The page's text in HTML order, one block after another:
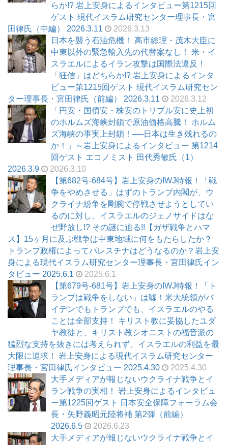
らか!? 岩上安身によるインタビュー第1215回
ゲスト 現代イスラム研究センター理事長・宮
田律氏（中編） 2026.3.11
2026.3.13
日本を襲う石油危機！ 高市総理・茂木大臣に
中東以外の緊急輸入先の代替案なし！ 米・イ
スラエルによるイラン攻撃は国際法違反！
「狂信」はどちらか!? 岩上安身によるインタ
ビュー第1215回ゲスト 現代イスラム研究セン
ター理事長・宮田律氏（前編） 2026.3.11
2026.3.12
「円安・国債安・株安のトリプル安に史上初
のホルムズ海峡封鎖で原油価格高騰！ ホルム
ズ海峡の事実上封鎖！──日本は生き残れるの
か！」～岩上安身によるインタビュー 第1214
回ゲスト エコノミスト 田代秀敏氏（1）
2026.3.9
2026.3.10
【第682号-684号】岩上安身のIWJ特報！「戦
争をやめさせる」はずのトランプ内閣が、ウ
クライナ紛争を剛腕で停戦させようとしてい
るのに対し、イスラエルのジェノサイドはな
ぜ野放し!? その謎に迫る!!【ガザ戦争とハマ
ス】15ヶ月に及ぶ戦争は中東地域に何をもたらしたか？
トランプ政権によってパレスチナはどうなるのか？岩上安
身による現代イスラム研究センター理事長・宮田律氏イン
タビュー 2025.6.1
2025.6.1
【第679号-681号】岩上安身のIWJ特報！「ト
ランプは戦争をしない」は嘘！米大統領がバ
イデンでもトランプでも、イスラエルのやる
ことは全部支持！ キリスト教に妥協したユダ
ヤ教徒と、キリスト教シオニストの福音派の
猛烈な支持を抜きには考えられず、イスラエルの利益を最
大限に追求！ 岩上安身による現代イスラム研究センター
理事長・宮田律氏インタビュー 2025.4.30
2025.4.30
大手メディアが報じないウクライナ戦争とイ
ラン戦争の実相！ 岩上安身によるインタビュ
ー第1225回ゲスト 日本安全保障フォーラム会
長・矢野義昭元陸将補 第2弾（前編）
2026.6.5
2026.6.23
大手メディアが報じないウクライナ戦争とイ